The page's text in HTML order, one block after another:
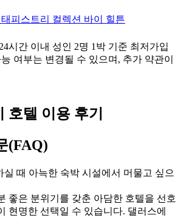
피스트리 컬렉션 바이 힐튼
시간 이내 성인 2명 1박 기준 최저가입
여부는 변경될 수 있으며, 추가 약관이
호텔 이용 후기
(FAQ)
실 때 아늑한 숙박 시설에서 머물고 싶으
좋은 분위기를 갖춘 아담한 호텔을 선호
현명한 선택일 수 있습니다. 댈러스에